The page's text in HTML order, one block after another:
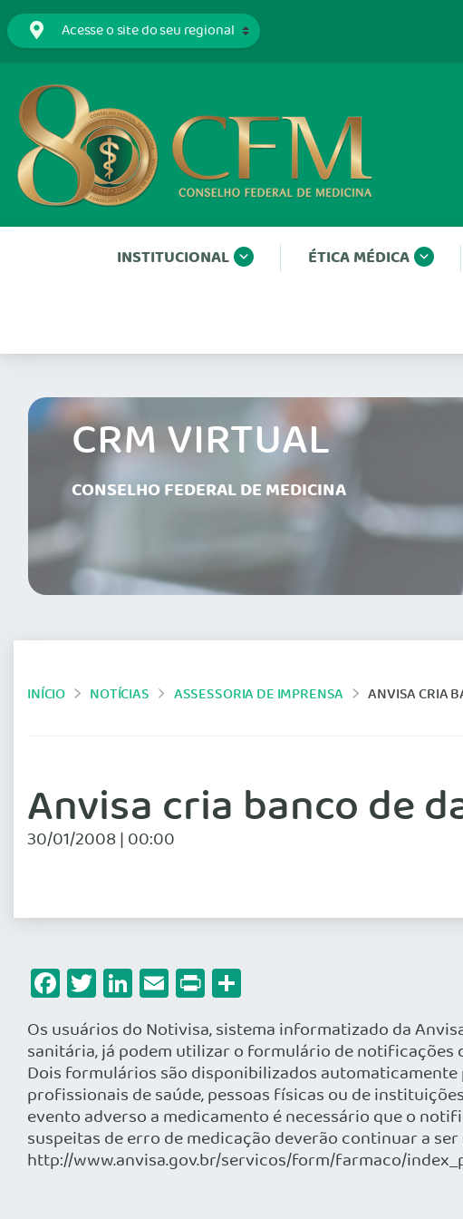
INSTITUCIONAL ÉTICA MÉDICA
CRM VIRTUAL
CONSELHO FEDERAL DE MEDICINA
INÍCIO NOTÍCIAS ASSESSORIA DE IMPRENSA ANVISA CRIA
Anvisa cria banco de
30/01/2008 | 00:00
Facebook
Twitter
LinkedIn
Email
Print
Os usuários do Notivisa, sistema informatizado da
sanitária, já podem utilizar o formulário de
Dois formulários são disponibilizados
profissionais de saúde, pessoas físicas ou de
evento adverso a medicamento é necessário que o
suspeitas de erro de medicação deverão continuar a
http://www.anvisa.gov.br/servicos/form/farmaco/